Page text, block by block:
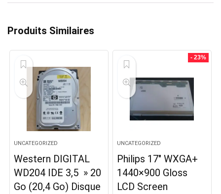
Produits Similaires
UNCATEGORIZED
Western DIGITAL
WD204 IDE 3,5 » 20
Go (20,4 Go) Disque
- 23%
UNCATEGORIZED
Philips 17″ WXGA+
1440×900 Gloss
LCD Screen